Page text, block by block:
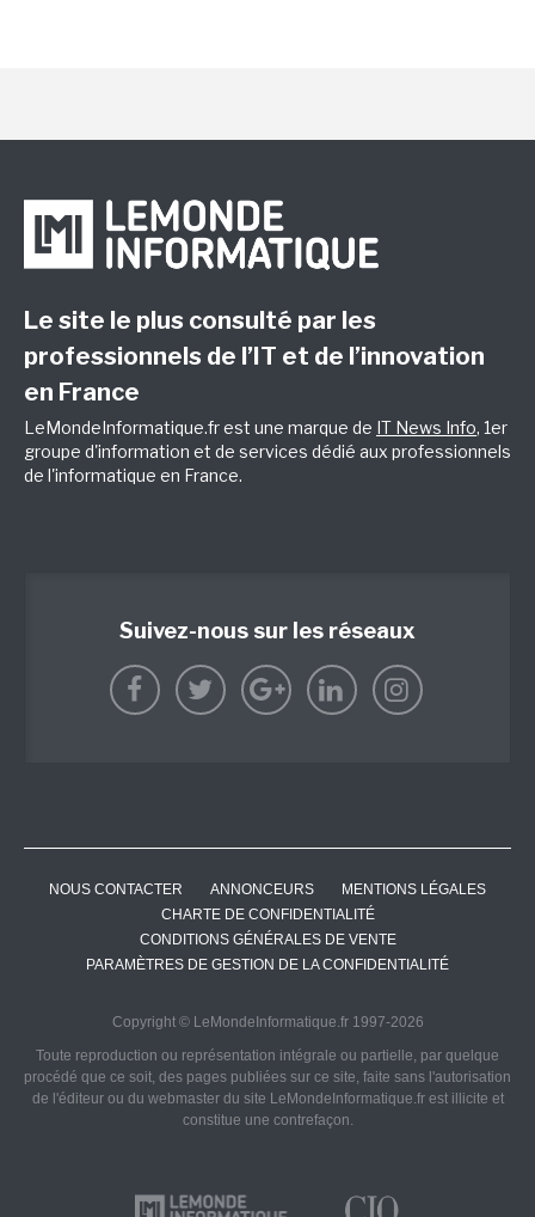
Le site le plus consulté par les
professionnels de l’IT et de l’innovation
en France
LeMondeInformatique.fr est une marque de IT News Info, 1er
groupe d'information et de services dédié aux professionnels
de l'informatique en France.
Suivez-nous sur les réseaux
NOUS CONTACTER ANNONCEURS
MENTIONS LÉGALES
CHARTE DE CONFIDENTIALITÉ
CONDITIONS GÉNÉRALES DE VENTE
PARAMÈTRES DE GESTION DE LA CONFIDENTIALITÉ
Copyright © LeMondeInformatique.fr 1997-2026
Toute reproduction ou représentation intégrale ou partielle, par quelque
procédé que ce soit, des pages publiées sur ce site, faite sans l'autorisation
de l'éditeur ou du webmaster du site LeMondeInformatique.fr est illicite et
constitue une contrefaçon.